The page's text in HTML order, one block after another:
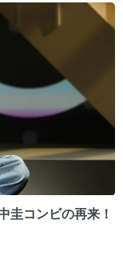
圭コンビの再来！